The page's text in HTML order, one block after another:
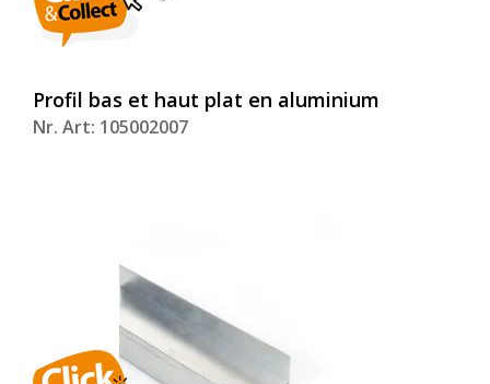
Profil bas et haut plat en aluminium
Nr. Art: 105002007